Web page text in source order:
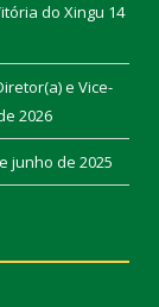
do Xingu 14
e Vice-
2026
junho de 2025